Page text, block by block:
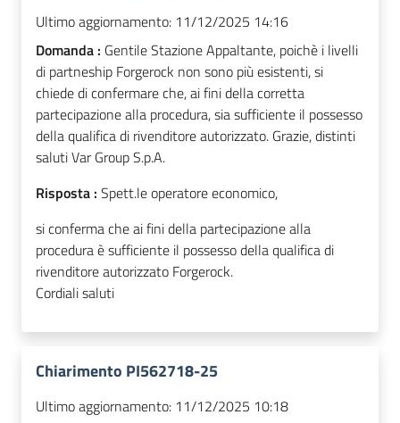
Ultimo aggiornamento: 11/12/2025 14:16
Domanda : Gentile Stazione Appaltante, poichè i livelli
di partneship Forgerock non sono più esistenti, si
chiede di confermare che, ai fini della corretta
partecipazione alla procedura, sia sufficiente il possesso
della qualifica di rivenditore autorizzato. Grazie, distinti
saluti Var Group S.p.A.
Risposta : Spett.le operatore economico,
si conferma che ai fini della partecipazione alla
procedura è sufficiente il possesso della qualifica di
rivenditore autorizzato Forgerock.
Cordiali saluti
Chiarimento PI562718-25
Ultimo aggiornamento: 11/12/2025 10:18